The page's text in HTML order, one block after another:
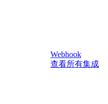
Webhook
查看所有集成